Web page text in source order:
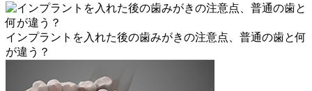
インプラントを入れた後の歯みがきの注意点、普通の歯と何
が違う？